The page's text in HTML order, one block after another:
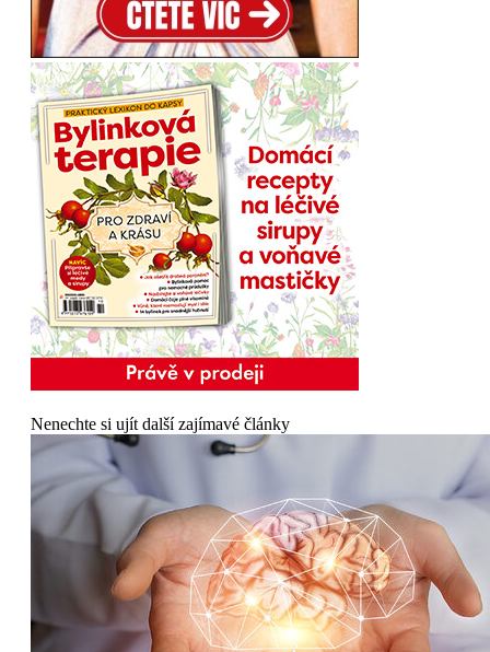
Nenechte si ujít další zajímavé články